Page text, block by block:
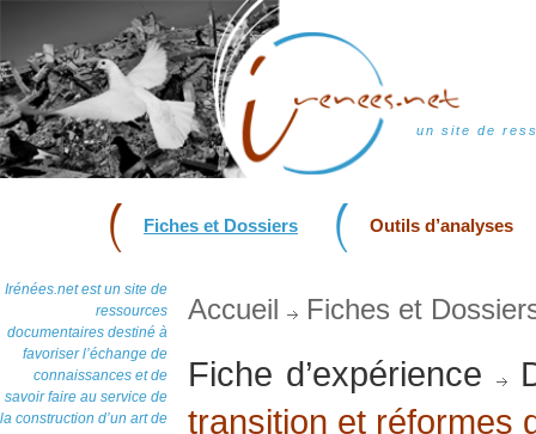
un site de
Fiches et Dossiers Outils d’analyses
Irénées.net est un site de
ressources
documentaires destiné à
favoriser l’échange de
connaissances et de
savoir faire au service de
la construction d’un art de
Accueil Fiches et
Fiche d’expérience
transition et réformes